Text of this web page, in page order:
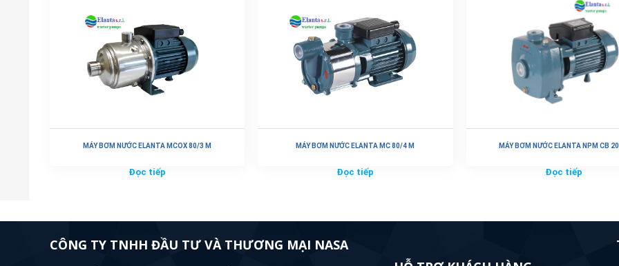
MÁY BƠM NƯỚC ELANTA MCOX 80/3 M
Đọc tiếp
MÁY BƠM NƯỚC ELANTA MC 80/4 M
Đọc tiếp
MÁY BƠM NƯỚC ELANTA NPM CB
Đọc tiếp
CÔNG TY TNHH ĐẦU TƯ VÀ THƯƠNG MẠI NASA